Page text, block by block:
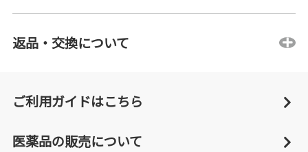
返品・交換について
ご利用ガイドはこちら
医薬品の販売について